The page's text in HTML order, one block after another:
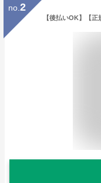
no. 2